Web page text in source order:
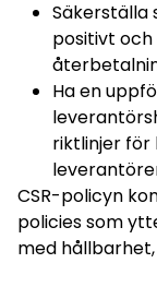
Säkerställa
positivt
Ha en
riktlinjer
CSR-policyn
policies som
med